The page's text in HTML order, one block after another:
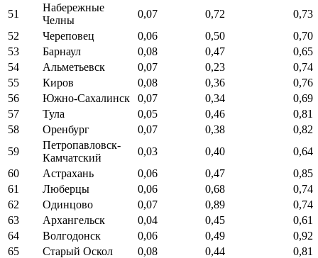
51
Набережные
Челны
0,07 0,72
0,73
52
Череповец 0,06 0,50
0,70
53
Барнаул 0,08 0,47
0,65
54
Альметьевск 0,07 0,23
0,74
55
Киров 0,08 0,36
0,76
56
Южно-Сахалинск 0,07 0,34
0,69
57
Тула 0,05 0,46
0,81
58
Оренбург 0,07 0,38
0,82
59
Петропавловск-
Камчатский
0,03 0,40
0,64
60
Астрахань 0,06 0,47
0,85
61
Люберцы 0,06 0,68
0,74
62
Одинцово 0,07 0,89
0,74
63
Архангельск 0,04 0,45
0,61
64
Волгодонск 0,06 0,49
0,92
65
Старый Оскол 0,08 0,44
0,81